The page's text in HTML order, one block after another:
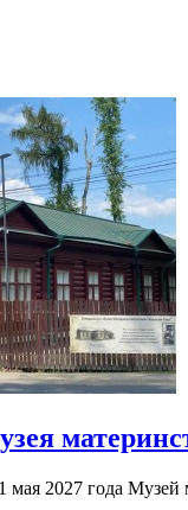
2027 года Музей